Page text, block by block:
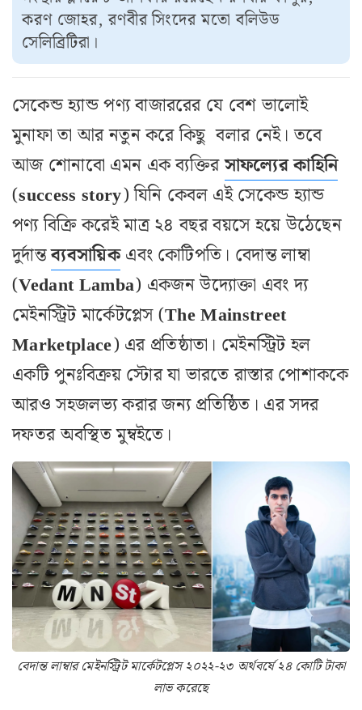
করণ জোহর, রণবীর সিংদের মতো বলিউড
সেলিব্রিটিরা।
সেকেন্ড হ্যান্ড পণ্য বাজাররের যে বেশ ভালোই
মুনাফা তা আর নতুন করে কিছু বলার নেই। তবে
আজ শোনাবো এমন এক ব্যক্তিরসাফল্যের কাহিনি
(success story) যিনি কেবল এই সেকেন্ড হ্যান্ড
পণ্য বিক্রি করেই মাত্র ২৪ বছর বয়সে হয়ে উঠেছেন
দুর্দান্তব্যবসায়িকএবং কোটিপতি। বেদান্ত লাম্বা
(VedantLamba) একজন উদ্যোক্তা এবং দ্য
মেইনস্ট্রিট মার্কেটপ্লেস (The Mainstreet
Marketplace) এর প্রতিষ্ঠাতা। মেইনস্ট্রিট হল
একটি পুনঃবিক্রয় স্টোর যা ভারতে রাস্তার পোশাককে
আরও সহজলভ্য করার জন্য প্রতিষ্ঠিত। এর সদর
দফতর অবস্থিত মুম্বইতে।
বেদান্ত লাম্বার মেইনস্ট্রিট মার্কেটপ্লেস ২০২২-২৩ অর্থবর্ষে ২৪ কোটি টাকা
লাভ করেছে